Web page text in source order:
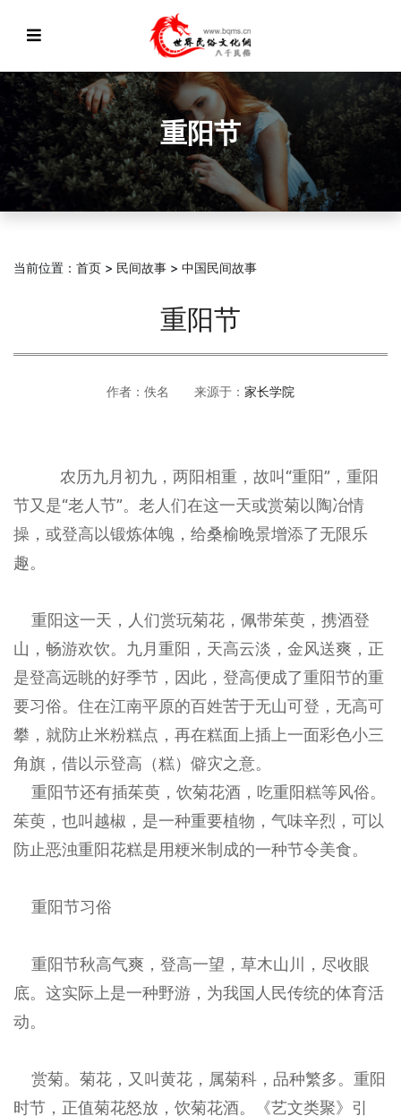
重阳节
当前位置： 首页 > 民间故事 > 中国民间故事
重阳节
作者：佚名 来源于： 家长学院
农历九月初九，两阳相重，故叫“重阳”，重阳
节又是“老人节”。老人们在这一天或赏菊以陶冶情
操，或登高以锻炼体魄，给桑榆晚景增添了无限乐
趣。
重阳这一天，人们赏玩菊花，佩带茱萸，携酒登
山，畅游欢饮。九月重阳，天高云淡，金风送爽，正
是登高远眺的好季节，因此，登高便成了重阳节的重
要习俗。住在江南平原的百姓苦于无山可登，无高可
攀，就防止米粉糕点，再在糕面上插上一面彩色小三
角旗，借以示登高（糕）僻灾之意。
重阳节还有插茱萸，饮菊花酒，吃重阳糕等风俗。
茱萸，也叫越椒，是一种重要植物，气味辛烈，可以
防止恶浊重阳花糕是用粳米制成的一种节令美食。
重阳节习俗
重阳节秋高气爽，登高一望，草木山川，尽收眼
底。这实际上是一种野游，为我国人民传统的体育活
动。
赏菊。菊花，又叫黄花，属菊科，品种繁多。重阳
时节，正值菊花怒放，饮菊花酒。《艺文类聚》引